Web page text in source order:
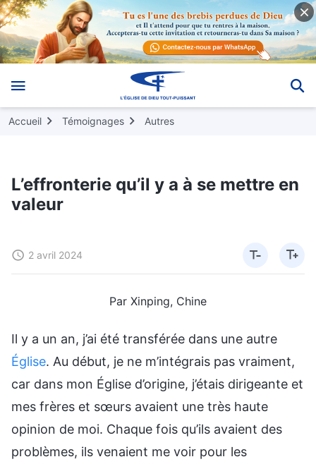
Accueil Témoignages Autres
L’effronterie qu’il y a à se mettre en
valeur
2 avril 2024
Par Xinping, Chine
Il y a un an, j’ai été transférée dans une autre
Église. Au début, je ne m’intégrais pas vraiment,
car dans mon Église d’origine, j’étais dirigeante et
mes frères et sœurs avaient une très haute
opinion de moi. Chaque fois qu’ils avaient des
problèmes, ils venaient me voir pour les